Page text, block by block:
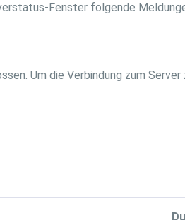
Fenster folgende
Um die Verbindung zum